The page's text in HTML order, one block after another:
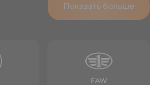
Показать больше
FAW